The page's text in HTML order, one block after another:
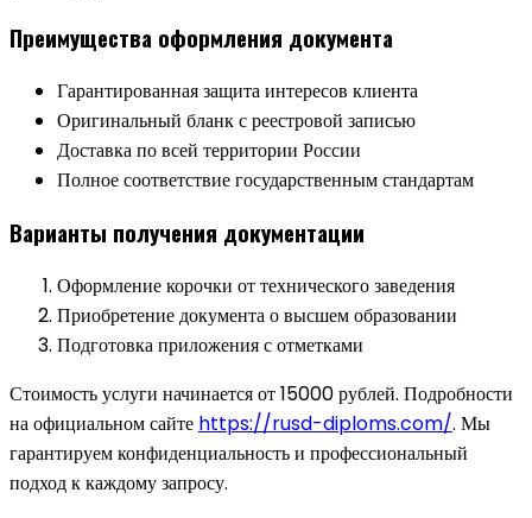
Преимущества оформления документа
Гарантированная защита интересов клиента
Оригинальный бланк с реестровой записью
Доставка по всей территории России
Полное соответствие государственным стандартам
Варианты получения документации
Оформление корочки от технического заведения
Приобретение документа о высшем образовании
Подготовка приложения с отметками
Стоимость услуги начинается от 15000 рублей. Подробности
на официальном сайте https://rusd-diploms.com/. Мы
гарантируем конфиденциальность и профессиональный
подход к каждому запросу.